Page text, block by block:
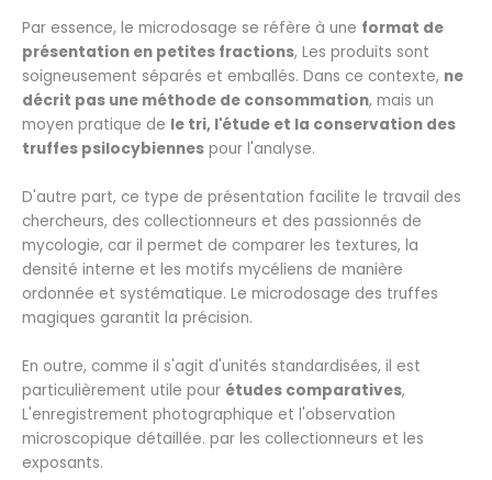
Par essence, le microdosage se réfère à une format de
présentation en petites fractions, Les produits sont
soigneusement séparés et emballés. Dans ce contexte, ne
décrit pas une méthode de consommation, mais un
moyen pratique de le tri, l'étude et la conservation des
truffes psilocybiennes pour l'analyse.
D'autre part, ce type de présentation facilite le travail des
chercheurs, des collectionneurs et des passionnés de
mycologie, car il permet de comparer les textures, la
densité interne et les motifs mycéliens de manière
ordonnée et systématique. Le microdosage des truffes
magiques garantit la précision.
En outre, comme il s'agit d'unités standardisées, il est
particulièrement utile pour études comparatives,
L'enregistrement photographique et l'observation
microscopique détaillée. par les collectionneurs et les
exposants.